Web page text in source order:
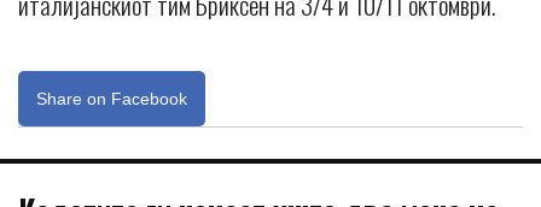
Share on Facebook